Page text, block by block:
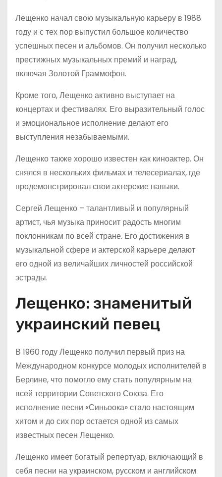
Лещенко начал свою музыкальную карьеру в 1988
году и с тех пор выпустил большое количество
успешных песен и альбомов. Он получил несколько
престижных музыкальных премий и наград,
включая Золотой Граммофон.
Кроме того, Лещенко активно выступает на
концертах и фестивалях. Его выразительный голос
и эмоциональное исполнение делают его
выступления незабываемыми.
Лещенко также хорошо известен как киноактер. Он
снялся в нескольких фильмах и телесериалах, где
продемонстрировал свои актерские навыки.
Сергей Лещенко – талантливый и популярный
артист, чья музыка приносит радость многим
поклонникам по всей стране. Его достижения в
музыкальной сфере и актерской карьере делают
его одной из величайших личностей российской
эстрады.
Лещенко: знаменитый
украинский певец
В 1960 году Лещенко получил первый приз на
Международном конкурсе молодых исполнителей в
Берлине, что помогло ему стать популярным на
всей территории Советского Союза. Его
исполнение песни «Синьоока» стало настоящим
хитом и до сих пор остается одной из самых
известных песен Лещенко.
Лещенко имеет богатый репертуар, включающий в
себя песни на украинском, русском и английском